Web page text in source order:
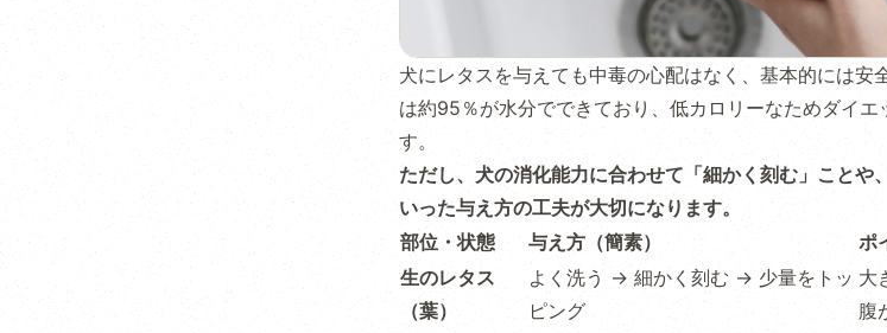
犬にレタスを与えても中毒の心配はなく、基本的には安
は約95％が水分でできており、低カロリーなためダイエ
す。
ただし、犬の消化能力に合わせて「細かく刻む」ことや
いった与え方の工夫が大切になります。
部位・状態
与え方（簡素）
ポ
生のレタス
（葉）
よく洗う → 細かく刻む → 少量をトッ
ピング
大
腹